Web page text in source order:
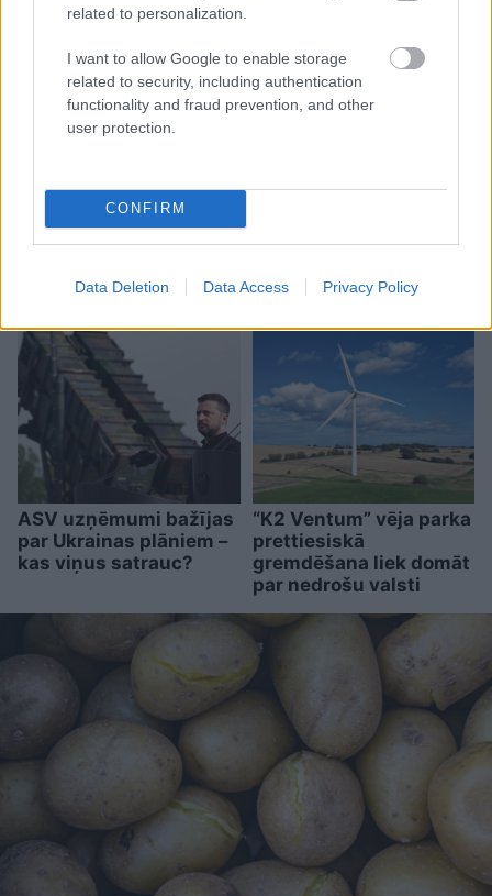
related to personalization.
I want to allow Google to enable storage
related to security, including authentication
functionality and fraud prevention, and other
user protection.
CONFIRM
Data Deletion Data Access Privacy Policy
TESTS. Vai tu esi gudrāks
par ChatGPT? 99% cilvēku
“iesprūst” 5. jautājumā
ASV uzņēmumi bažījas
par Ukrainas plāniem –
kas viņus satrauc?
“K2 Ventum” vēja parka
prettiesiskā
gremdēšana liek domāt
par nedrošu valsti